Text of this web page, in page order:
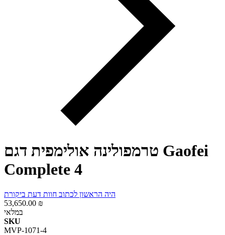
טרמפולינה אולימפית דגם Gaofei
Complete 4
היה הראשון לכתוב חוות דעת ביקורת
53,650.00 ₪
במלאי
SKU
MVP-1071-4